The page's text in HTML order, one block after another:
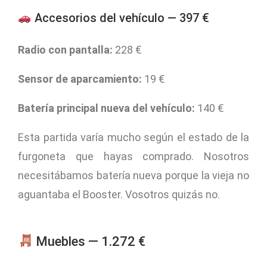
Accesorios del vehículo — 397 €
Radio con pantalla: 228 €
Sensor de aparcamiento: 19 €
Batería principal nueva del vehículo: 140 €
Esta partida varía mucho según el estado de la
furgoneta que hayas comprado. Nosotros
necesitábamos batería nueva porque la vieja no
aguantaba el Booster. Vosotros quizás no.
Muebles — 1.272 €